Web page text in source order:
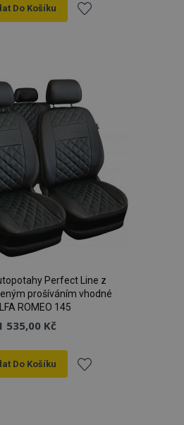
Do Košíku
oblíbeným
Perfect Line z
prošíváním vhodné
ROMEO 145
535,00 Kč
Do Košíku